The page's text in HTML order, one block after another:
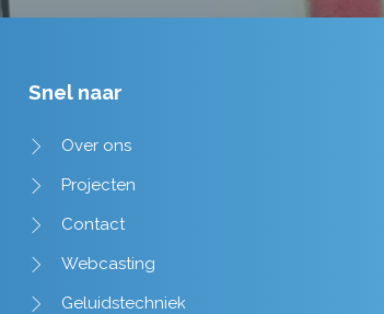
Snel naar
Over ons
Projecten
Contact
Webcasting
Geluidstechniek